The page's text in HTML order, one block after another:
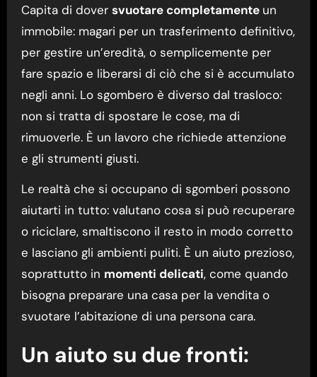
Capita di dover svuotare completamente un
immobile: magari per un trasferimento definitivo,
per gestire un’eredità, o semplicemente per
fare spazio e liberarsi di ciò che si è accumulato
negli anni. Lo sgombero è diverso dal trasloco:
non si tratta di spostare le cose, ma di
rimuoverle. È un lavoro che richiede attenzione
e gli strumenti giusti.
Le realtà che si occupano di sgomberi possono
aiutarti in tutto: valutano cosa si può recuperare
o riciclare, smaltiscono il resto in modo corretto
e lasciano gli ambienti puliti. È un aiuto prezioso,
soprattutto in momenti delicati, come quando
bisogna preparare una casa per la vendita o
svuotare l’abitazione di una persona cara.
Un aiuto su due fronti: